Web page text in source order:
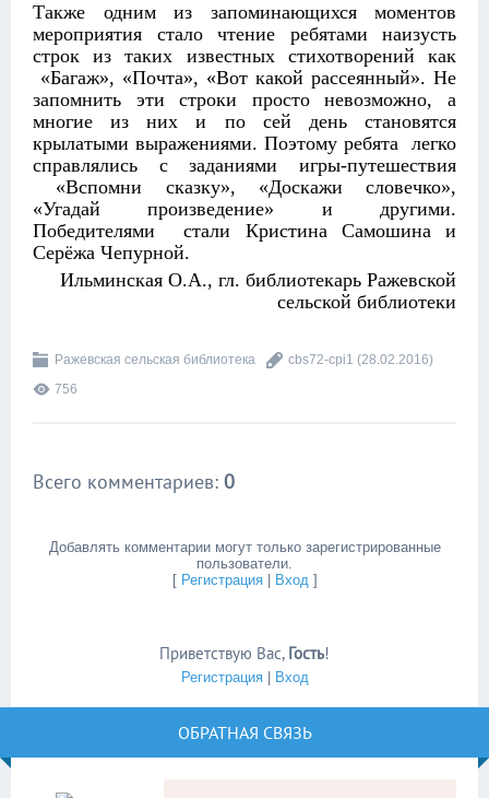
Также одним из запоминающихся моментов
мероприятия стало чтение ребятами наизусть
строк из таких известных стихотворений как
«Багаж», «Почта», «Вот какой рассеянный». Не
запомнить эти строки просто невозможно, а
многие из них и по сей день становятся
крылатыми выражениями. Поэтому ребята легко
справлялись с заданиями игры-путешествия
«Вспомни сказку», «Доскажи словечко»,
«Угадай произведение» и другими.
Победителями стали Кристина Самошина и
Серёжа Чепурной.
Ильминская О.А., гл. библиотекарь Ражевской
сельской библиотеки
Ражевская сельская библиотека cbs72-cpi1 (28.02.2016)
756
Всего комментариев: 0
Добавлять комментарии могут только зарегистрированные
пользователи.
[ Регистрация| Вход]
Приветствую Вас, Гость!
Регистрация| Вход
ОБРАТНАЯ СВЯЗЬ